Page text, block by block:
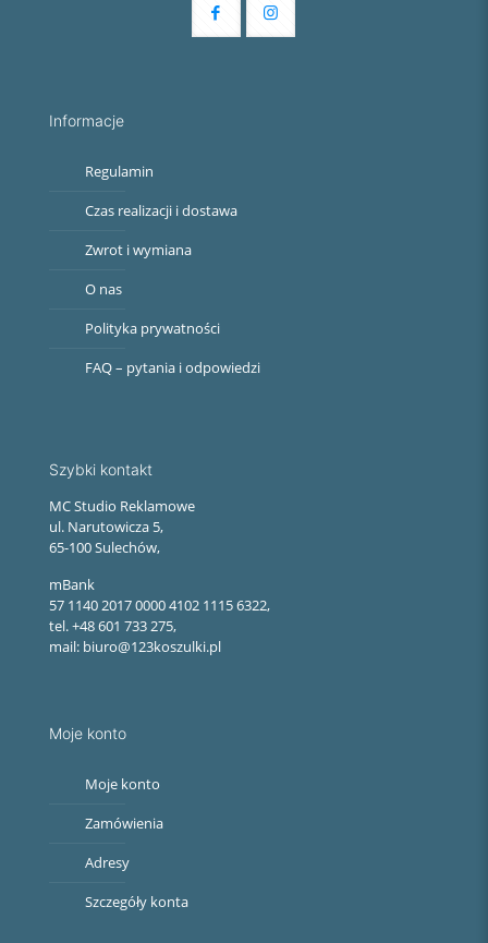
Informacje
Regulamin
Czas realizacji i dostawa
Zwrot i wymiana
O nas
Polityka prywatności
FAQ – pytania i odpowiedzi
Szybki kontakt
MC Studio Reklamowe
ul. Narutowicza 5,
65-100 Sulechów,
mBank
57 1140 2017 0000 4102 1115 6322,
tel. +48 601 733 275,
mail: biuro@123koszulki.pl
Moje konto
Moje konto
Zamówienia
Adresy
Szczegóły konta